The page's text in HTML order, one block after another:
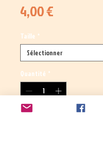
4,00 €Prix
Taille *
Quantité *